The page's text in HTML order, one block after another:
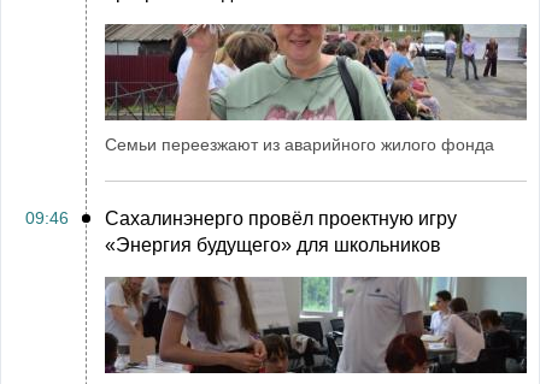
Семьи переезжают из аварийного жилого фонда
09:46
Сахалинэнерго провёл проектную игру
«Энергия будущего» для школьников